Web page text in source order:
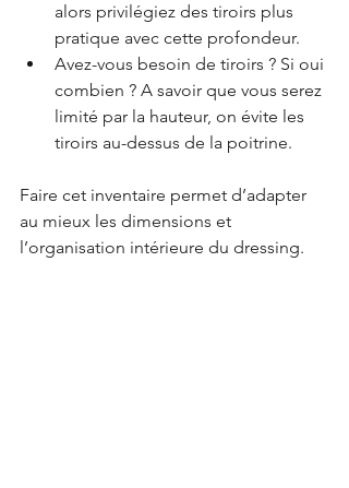
alors privilégiez des tiroirs plus
pratique avec cette profondeur.
Avez-vous besoin de tiroirs ? Si oui
combien ? A savoir que vous serez
limité par la hauteur, on évite les
tiroirs au-dessus de la poitrine.
Faire cet inventaire permet d’adapter
au mieux les dimensions et
l’organisation intérieure du dressing.